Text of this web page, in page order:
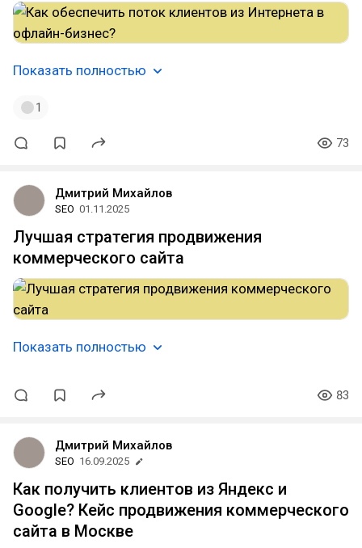
Показать полностью
1
73
Дмитрий Михайлов
SEO 01.11.2025
Лучшая стратегия продвижения
коммерческого сайта
Показать полностью
83
Дмитрий Михайлов
SEO 16.09.2025
Как получить клиентов из Яндекс и
Google? Кейс продвижения коммерческого
сайта в Москве